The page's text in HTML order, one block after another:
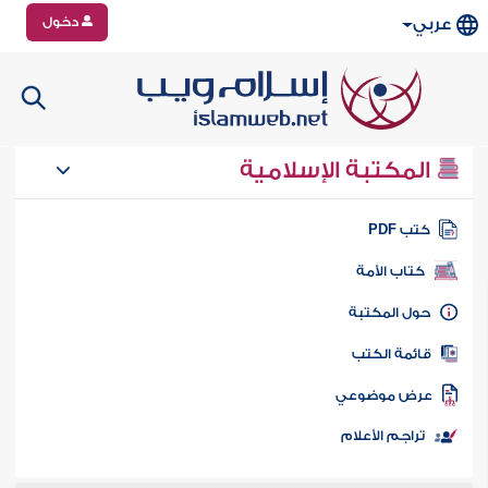
عربي دخول
المكتبة الإسلامية
كتب PDF
كتاب الأمة
المكتبة
الكتب
موضوعي